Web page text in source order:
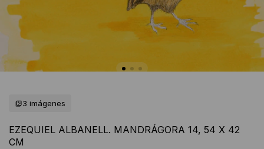
3 imágenes
EZEQUIEL ALBANELL. MANDRÁGORA 14, 54 X 42
CM